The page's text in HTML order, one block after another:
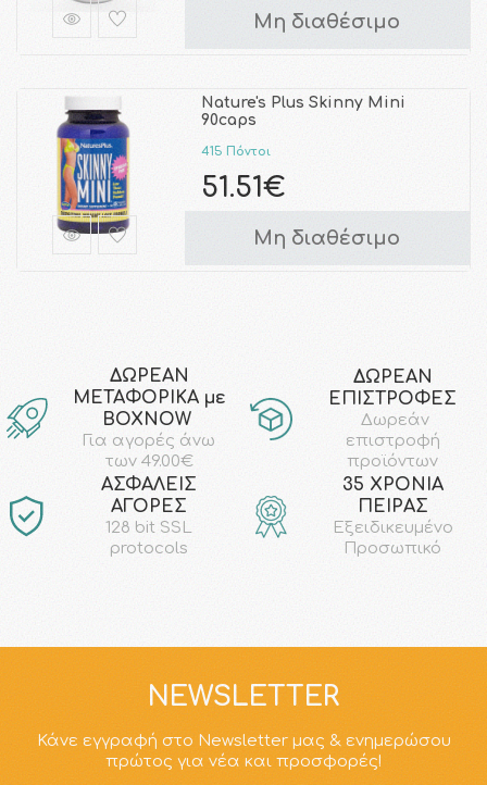
Μη διαθέσιμο
Nature's Plus Skinny Mini
90caps
415 Πόντοι
51.51€
Μη διαθέσιμο
ΔΩΡΕΑΝ
ΜΕΤΑΦΟΡΙΚΑ με
ΒΟΧΝΟW
Για αγορές άνω
των 49.00€
ΔΩΡΕΑΝ
ΕΠΙΣΤΡΟΦΕΣ
Δωρεάν
επιστροφή
προϊόντων
AΣΦΑΛΕΙΣ
ΑΓΟΡΕΣ
128 bit SSL
protocols
35 ΧΡΟΝΙΑ
ΠΕΙΡΑΣ
Εξειδικευμένο
Προσωπικό
NEWSLETTER
Κάνε εγγραφή στο Newsletter μας & ενημερώσου
πρώτος για νέα και προσφορές!